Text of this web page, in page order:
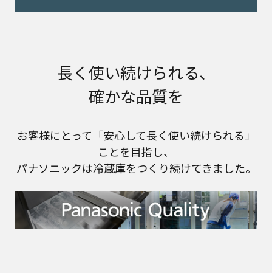
長く使い続けられる、
確かな品質を
お客様にとって「安心して長く使い続けられる」
ことを目指し、
パナソニックは冷蔵庫をつくり続けてきました。